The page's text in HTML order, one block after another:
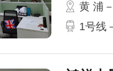
黄 浦
1号线